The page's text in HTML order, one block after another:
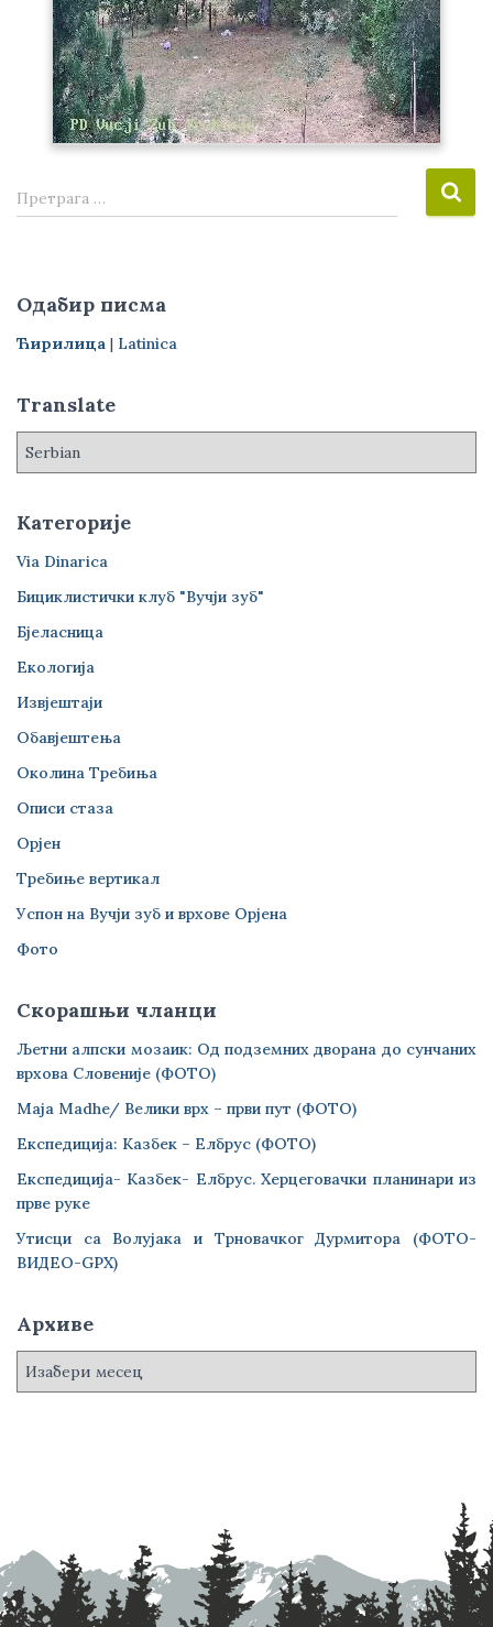
П
р
а
г
а
:
Претрага …
Одабир писма
Ћирилица | Latinica
Translate
Категорије
Via Dinarica
Бициклистички клуб "Вучји зуб"
Бјеласница
Екологија
Извјештаји
Обавјештења
Околина Требиња
Описи стаза
Орјен
Требиње вертикал
Успон на Вучји зуб и врхове Орјена
Фото
Скорашњи чланци
Љетни алпски мозаик: Од подземних дворана до сунчаних
врхова Словеније (ФОТО)
Maja Madhe/ Велики врх – први пут (ФОТО)
Експедиција: Казбек – Елбрус (ФОТО)
Експедиција- Казбек- Елбрус. Херцеговачки планинари из
прве руке
Утисци са Волујака и Трновачког Дурмитора (ФОТО-
ВИДЕО-GPX)
Архиве
А